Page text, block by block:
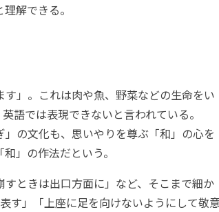
解できる。
」。これは肉や魚、野菜などの生命をい
語では表現できないと言われている。
」の文化も、思いやりを尊ぶ「和」の心を
」の作法だという。
ときは出口方面に」など、そこまで細か
す」「上座に足を向けないようにして敬意